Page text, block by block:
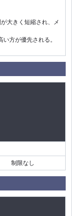
大きく短縮され、メ
方が優先される。
制限なし